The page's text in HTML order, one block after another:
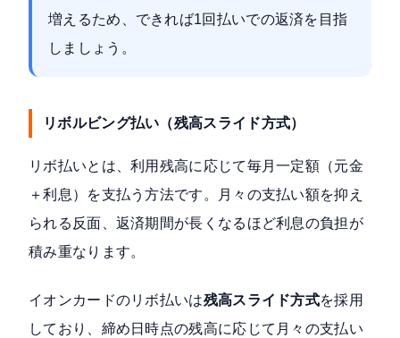
増えるため、できれば1回払いでの返済を目指
しましょう。
リボルビング払い（残高スライド方式）
リボ払いとは、利用残高に応じて毎月一定額（元金
＋利息）を支払う方法です。月々の支払い額を抑え
られる反面、返済期間が長くなるほど利息の負担が
積み重なります。
イオンカードのリボ払いは残高スライド方式を採用
しており、締め日時点の残高に応じて月々の支払い